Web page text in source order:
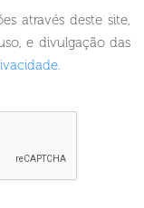
através deste site,
e divulgação das